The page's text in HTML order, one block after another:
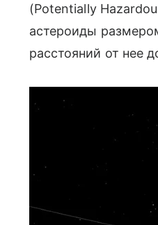
(Рotentially
астероиды
расстояний от нее